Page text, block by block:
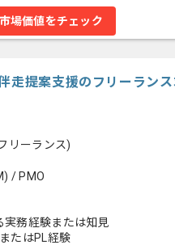
市場価値をチェック
走提案支援のフリーラン
リーランス)
/ PMO
実務経験または知見
たはPL経験